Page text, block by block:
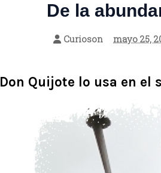
De la
Curioson mayo 25,
Don Quijote lo usa en el